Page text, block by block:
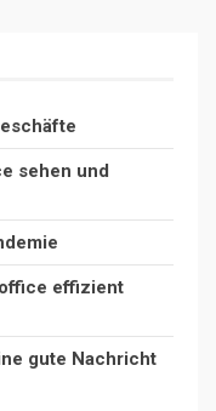
sehen und
effizient
gute Nachricht